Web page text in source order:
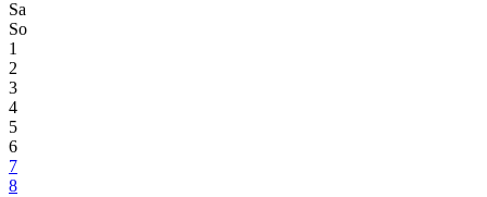
Sa
So
1
2
3
4
5
6
7
8